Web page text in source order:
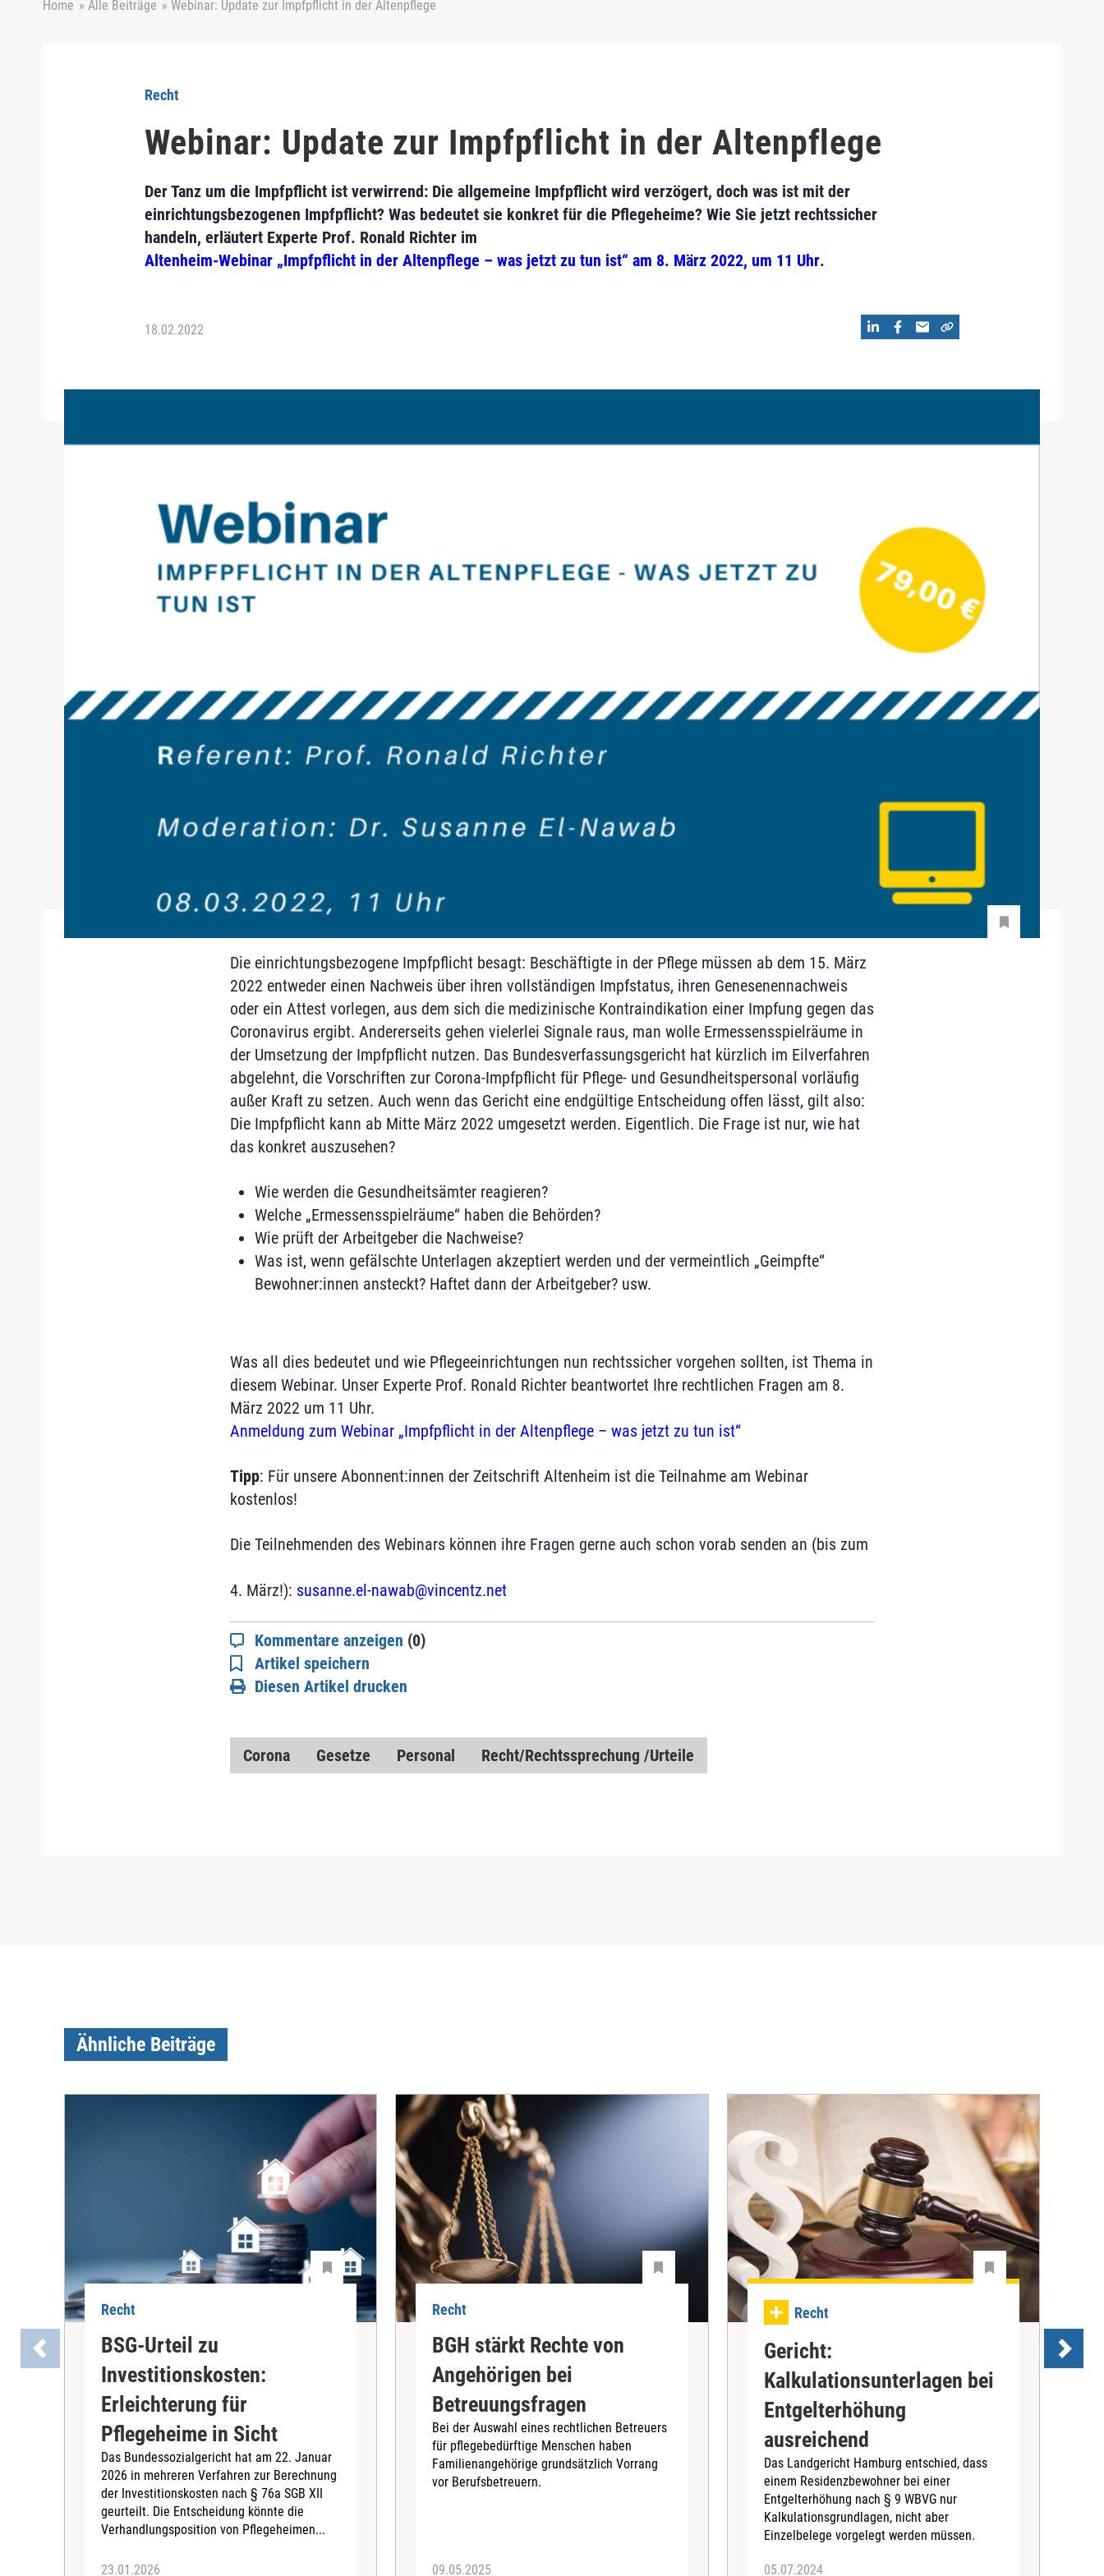
Home » Alle Beiträge » Webinar: Update zur Impfpflicht in der Altenpflege
Recht
Webinar: Update zur Impfpflicht in der Altenpflege
Der Tanz um die Impfpflicht ist verwirrend: Die allgemeine Impfpflicht wird verzögert, doch was ist mit der
einrichtungsbezogenen Impfpflicht? Was bedeutet sie konkret für die Pflegeheime? Wie Sie jetzt rechtssicher
handeln, erläutert Experte Prof. Ronald Richter im
Altenheim-Webinar „Impfpflicht in der Altenpflege – was jetzt zu tun ist“ am 8. März 2022, um 11 Uhr.
18.02.2022
Die einrichtungsbezogene Impfpflicht besagt: Beschäftigte in der Pflege müssen ab dem 15. März
2022 entweder einen Nachweis über ihren vollständigen Impfstatus, ihren Genesenennachweis
oder ein Attest vorlegen, aus dem sich die medizinische Kontraindikation einer Impfung gegen das
Coronavirus ergibt. Andererseits gehen vielerlei Signale raus, man wolle Ermessensspielräume in
der Umsetzung der Impfpflicht nutzen. Das Bundesverfassungsgericht hat kürzlich im Eilverfahren
abgelehnt, die Vorschriften zur Corona-Impfpflicht für Pflege- und Gesundheitspersonal vorläufig
außer Kraft zu setzen. Auch wenn das Gericht eine endgültige Entscheidung offen lässt, gilt also:
Die Impfpflicht kann ab Mitte März 2022 umgesetzt werden. Eigentlich. Die Frage ist nur, wie hat
das konkret auszusehen?
Wie werden die Gesundheitsämter reagieren?
Welche „Ermessensspielräume“ haben die Behörden?
Wie prüft der Arbeitgeber die Nachweise?
Was ist, wenn gefälschte Unterlagen akzeptiert werden und der vermeintlich „Geimpfte“
Bewohner:innen ansteckt? Haftet dann der Arbeitgeber? usw.
Was all dies bedeutet und wie Pflegeeinrichtungen nun rechtssicher vorgehen sollten, ist Thema in
diesem Webinar. Unser Experte Prof. Ronald Richter beantwortet Ihre rechtlichen Fragen am 8.
März 2022 um 11 Uhr.
Anmeldung zum Webinar „Impfpflicht in der Altenpflege – was jetzt zu tun ist“
Tipp: Für unsere Abonnent:innen der Zeitschrift Altenheim ist die Teilnahme am Webinar
kostenlos!
Die Teilnehmenden des Webinars können ihre Fragen gerne auch schon vorab senden an (bis zum
4. März!): susanne.el-nawab@vincentz.net
Kommentare anzeigen (0)
Artikel speichern
Diesen Artikel drucken
Corona Gesetze Personal Recht/Rechtssprechung /Urteile
Ähnliche Beiträge
Recht
BSG-Urteil zu
Investitionskosten:
Erleichterung für
Pflegeheime in Sicht
Das Bundessozialgericht hat am 22. Januar
2026 in mehreren Verfahren zur Berechnung
der Investitionskosten nach § 76a SGB XII
geurteilt. Die Entscheidung könnte die
Verhandlungsposition von Pflegeheimen...
23.01.2026
Recht
BGH stärkt Rechte von
Angehörigen bei
Betreuungsfragen
Bei der Auswahl eines rechtlichen Betreuers
für pflegebedürftige Menschen haben
Familienangehörige grundsätzlich Vorrang
vor Berufsbetreuern.
09.05.2025
Recht
Gericht:
Kalkulationsunterlagen bei
Entgelterhöhung
ausreichend
Das Landgericht Hamburg entschied, dass
einem Residenzbewohner bei einer
Entgelterhöhung nach § 9 WBVG nur
Kalkulationsgrundlagen, nicht aber
Einzelbelege vorgelegt werden müssen.
05.07.2024